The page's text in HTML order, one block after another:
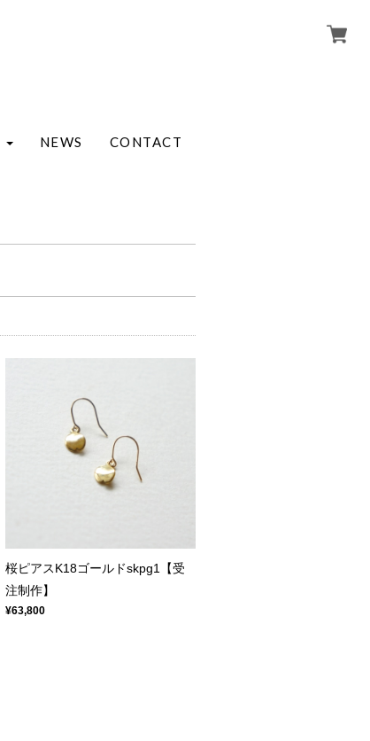
NEWS CONTACT
桜ピアスK18ゴールドskpg1【受
注制作】
¥63,800